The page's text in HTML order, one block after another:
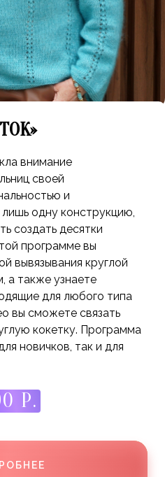
внимание
своей
и
одну конструкцию,
создать десятки
программе вы
вывязывания круглой
а также узнаете
для любого типа
вы сможете связать
кокетку. Программа
новичков, так и для
Р.